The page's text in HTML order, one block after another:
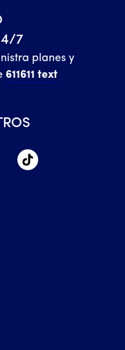
7
planes y
611611 text